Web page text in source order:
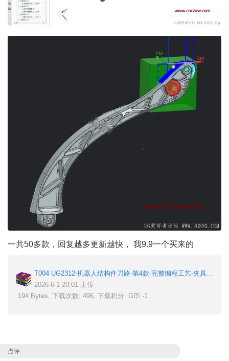
一共50多款，回复越多更新越快， 我9.9一个买来的
2026-6-1 20:01 上传
194 Bytes, 下载次数: 496, 下载积分: G币 -1
点评